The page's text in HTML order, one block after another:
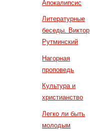
Апокалипсис
Литературные
беседы. Виктор
Рутминский
Нагорная
проповедь
Культура и
христианство
Легко ли быть
молодым